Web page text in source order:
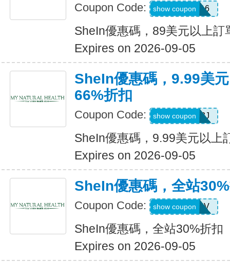
Coupon Code: febnb16
show coupon
SheIn優惠碼，89美元以上訂
Expires on 2026-09-05
SheIn優惠碼，9.99美
66%折扣
Coupon Code: VJTWP3J
show coupon
SheIn優惠碼，9.99美元以上
Expires on 2026-09-05
SheIn優惠碼，全站
Coupon Code: W2CB88V
show coupon
SheIn優惠碼，全站30%折扣
Expires on 2026-09-05